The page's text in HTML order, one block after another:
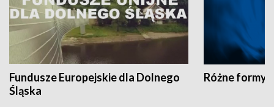
Fundusze Europejskie dla Dolnego
Śląska
Różne formy